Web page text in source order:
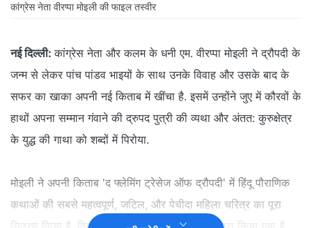
कांग्रेस नेता वीरप्पा मोइली की फाइल तस्वीर
नई दिल्ली: कांग्रेस नेता और कलम के धनी एम. वीरप्पा मोइली ने द्रौपदी के
जन्म से लेकर पांच पांडव भाइयों के साथ उनके विवाह और उसके बाद के
सफर का खाका अपनी नई किताब में खींचा है. इसमें उन्होंने जुए में कौरवों के
हाथों अपना सम्मान गंवाने की द्रुपद पुत्री की व्यथा और अंतत: कुरुक्षेत्र
के युद्ध की गाथा को शब्दों में पिरोया.
मोइली ने अपनी किताब 'द फ्लेमिंग ट्रेसेज ऑफ द्रौपदी' में हिंदू पौराणिक
कथाओं की सबसे महत्वपूर्ण, जटिल, और पेचीदा महिला चरित्र का पूरा